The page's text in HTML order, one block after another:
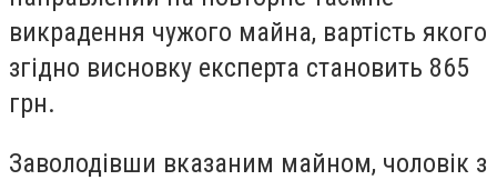
викрадення чужого майна, вартість якого
згідно висновку експерта становить 865
грн.
Заволодівши вказаним майном, чоловік з